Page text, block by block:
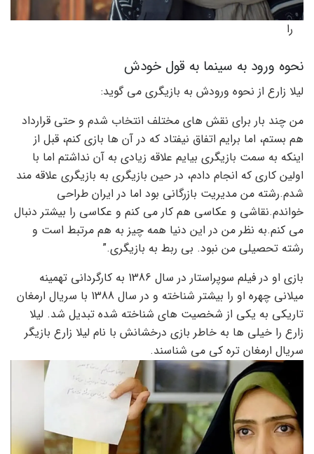
را
نحوه ورود به سینما به قول خودش
لیلا زارع از نحوه ورودش به بازیگری می گوید:
من چند بار برای نقش های مختلف انتخاب شدم و حتی قرارداد
هم بستم، اما برایم اتفاق نیفتاد که در آن ها بازی کنم، قبل از
اینکه به سمت بازیگری بیایم علاقه زیادی به آن نداشتم اما با
اولین کاری که انجام دادم، در حین بازیگری به بازیگری علاقه مند
شدم.رشته من مدیریت بازرگانی بود اما در ایران طراحی
خواندم.نقاشی و عکاسی هم کار می کنم و عکاسی را بیشتر دنبال
می کنم.به نظر من در این دنیا همه چیز به هم مرتبط است و
رشته تحصیلی من نبود. بی ربط به بازیگری.”
بازی او در فیلم سوپراستار در سال 1386 به کارگردانی تهمینه
میلانی چهره او را بیشتر شناخته و در سال 1388 با سریال ارمغان
تاریکی به یکی از شخصیت های شناخته شده تبدیل شد. لیلا
زارع را خیلی ها به خاطر بازی درخشانش با نام لیلا زارع بازیگر
سریال ارمغان تره کی می شناسند.